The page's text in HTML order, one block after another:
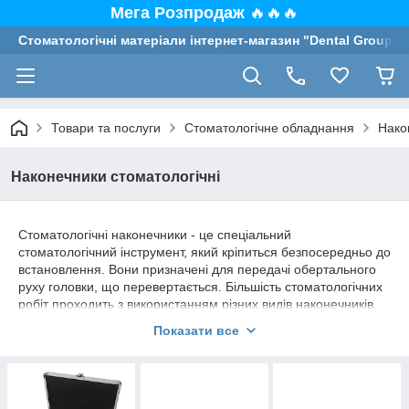
Мега Розпродаж 🔥🔥🔥
Стоматологічні матеріали інтернет-магазин "Dental Group"
Товари та послуги Стоматологічне обладнання
Наконечники стоматологічні
Стоматологічні наконечники - це спеціальний
стоматологічний інструмент, який кріпиться безпосередньо до
встановлення. Вони призначені для передачі обертального
руху головки, що перевертається. Більшість стоматологічних
робіт проходить з використанням різних видів наконечників,
відомих марок і фірм, для всіх видів стоматологічних,
стоматологічних та хірургічних робіт. Так само ми даємо
Показати все